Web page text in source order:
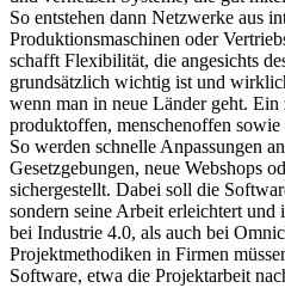
So entstehen dann Netzwerke aus
Produktionsmaschinen oder
schafft Flexibilität, die angesichts
grundsätzlich wichtig ist und
wenn man in neue Länder geht. Ein
produktoffen, menschenoffen
So werden schnelle Anpassungen
Gesetzgebungen, neue Webshops
sichergestellt. Dabei soll die
sondern seine Arbeit erleichtert
bei Industrie 4.0, als auch bei
Projektmethodiken in Firmen
Software, etwa die Projektarbeit